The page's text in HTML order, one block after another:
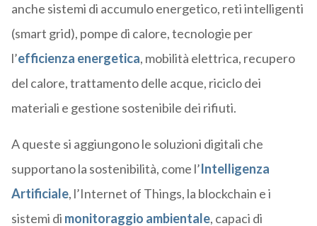
anche sistemi di accumulo energetico, reti intelligenti
(smart grid), pompe di calore, tecnologie per
l’efficienza energetica, mobilità elettrica, recupero
del calore, trattamento delle acque, riciclo dei
materiali e gestione sostenibile dei rifiuti.
A queste si aggiungono le soluzioni digitali che
supportano la sostenibilità, come l’Intelligenza
Artificiale, l’Internet of Things, la blockchain e i
sistemi di monitoraggio ambientale, capaci di